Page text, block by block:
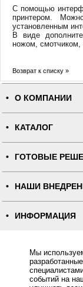
Мы
событий на
С помощью
принтером.
установленным
В виде
ножом, смотчиком,
Возврат к списку »
О КОМПАНИИ
КАТАЛОГ
ГОТОВЫЕ
НАШИ
ИНФОРМАЦИЯ
ПОЛНАЯ